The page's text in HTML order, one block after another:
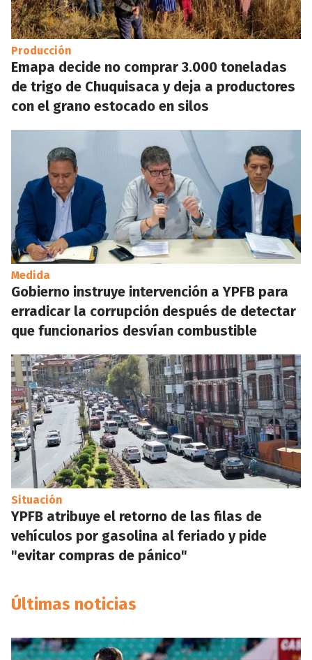
Producción
Emapa decide no comprar 3.000 toneladas
de trigo de Chuquisaca y deja a productores
con el grano estocado en silos
Medida
Gobierno instruye intervención a YPFB para
erradicar la corrupción después de detectar
que funcionarios desvían combustible
Situación
YPFB atribuye el retorno de las filas de
vehículos por gasolina al feriado y pide
"evitar compras de pánico"
Últimas noticias